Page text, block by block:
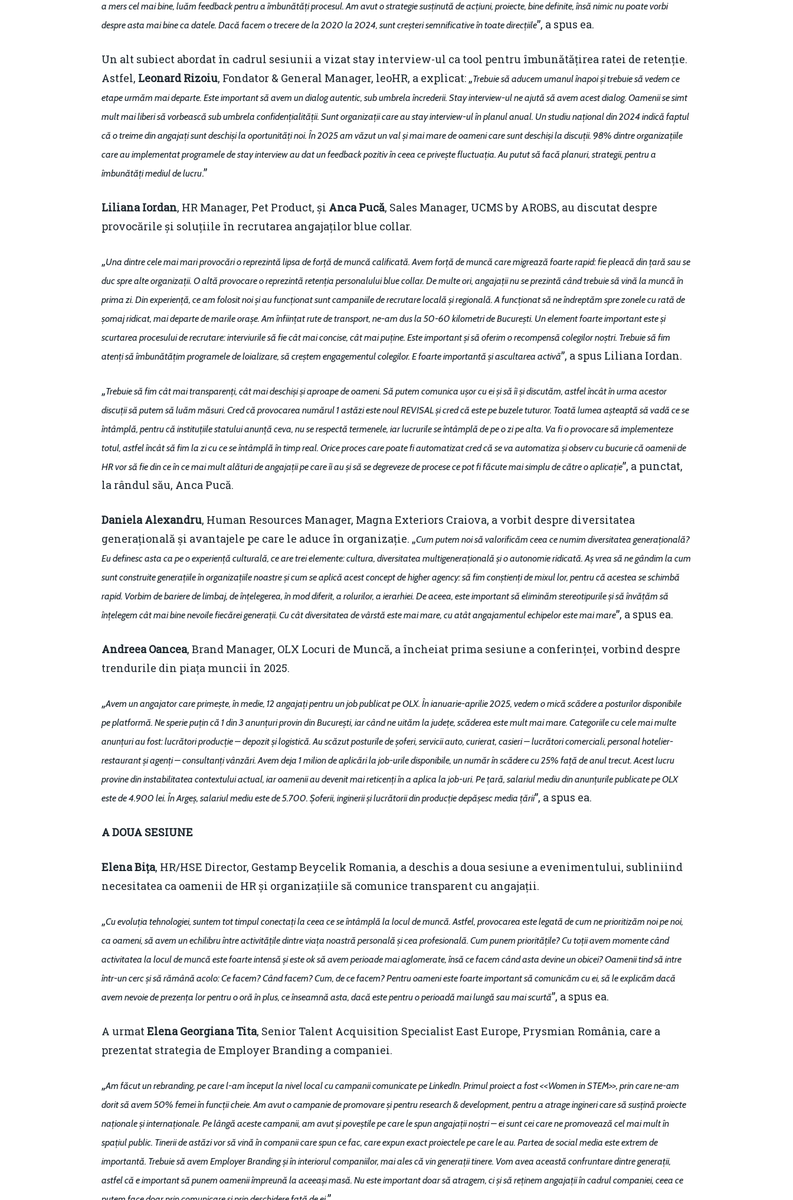
a mers cel mai bine, luăm feedback pentru a îmbunătăți procesul. Am avut o strategie susținută de acțiuni, proiecte, bine definite, însă nimic nu poate vorbi
despre asta mai bine ca datele. Dacă facem o trecere de la 2020 la 2024, sunt creșteri semnificative în toate direcțiile”, a spus ea.
Un alt subiect abordat în cadrul sesiunii a vizat stay interview-ul ca tool pentru îmbunătățirea ratei de retenție.
Astfel, Leonard Rizoiu, Fondator & General Manager, leoHR, a explicat: „Trebuie să aducem umanul înapoi și trebuie să vedem ce
etape urmăm mai departe. Este important să avem un dialog autentic, sub umbrela încrederii. Stay interview-ul ne ajută să avem acest dialog. Oamenii se simt
mult mai liberi să vorbească sub umbrela confidențialității. Sunt organizații care au stay interview-ul în planul anual. Un studiu național din 2024 indică faptul
că o treime din angajați sunt deschiși la oportunități noi. În 2025 am văzut un val și mai mare de oameni care sunt deschiși la discuții. 98% dintre organizațiile
care au implementat programele de stay interview au dat un feedback pozitiv în ceea ce privește fluctuația. Au putut să facă planuri, strategii, pentru a
îmbunătăți mediul de lucru.”
Liliana Iordan, HR Manager, Pet Product, și Anca Pucă, Sales Manager, UCMS by AROBS, au discutat despre
provocările și soluțiile în recrutarea angajaților blue collar.
„Una dintre cele mai mari provocări o reprezintă lipsa de forță de muncă calificată. Avem forță de muncă care migrează foarte rapid: fie pleacă din țară sau se
duc spre alte organizații. O altă provocare o reprezintă retenția personalului blue collar. De multe ori, angajații nu se prezintă când trebuie să vină la muncă în
prima zi. Din experiență, ce am folosit noi și au funcționat sunt campaniile de recrutare locală și regională. A funcționat să ne îndreptăm spre zonele cu rată de
șomaj ridicat, mai departe de marile orașe. Am înființat rute de transport, ne-am dus la 50-60 kilometri de București. Un element foarte important este și
scurtarea procesului de recrutare: interviurile să fie cât mai concise, cât mai puține. Este important și să oferim o recompensă colegilor noștri. Trebuie să fim
atenți să îmbunătățim programele de loializare, să creștem engagementul colegilor. E foarte importantă și ascultarea activă”, a spus Liliana Iordan.
„Trebuie să fim cât mai transparenți, cât mai deschiși și aproape de oameni. Să putem comunica ușor cu ei și să îi și discutăm, astfel încât în urma acestor
discuții să putem să luăm măsuri. Cred că provocarea numărul 1 astăzi este noul REVISAL și cred că este pe buzele tuturor. Toată lumea așteaptă să vadă ce se
întâmplă, pentru că instituțiile statului anunță ceva, nu se respectă termenele, iar lucrurile se întâmplă de pe o zi pe alta. Va fi o provocare să implementeze
totul, astfel încât să fim la zi cu ce se întâmplă în timp real. Orice proces care poate fi automatizat cred că se va automatiza și observ cu bucurie că oamenii de
HR vor să fie din ce în ce mai mult alături de angajații pe care îi au și să se degreveze de procese ce pot fi făcute mai simplu de către o aplicație”, a punctat,
la rândul său, Anca Pucă.
Daniela Alexandru, Human Resources Manager, Magna Exteriors Craiova, a vorbit despre diversitatea
generațională și avantajele pe care le aduce în organizație. „Cum putem noi să valorificăm ceea ce numim diversitatea generațională?
Eu definesc asta ca pe o experiență culturală, ce are trei elemente: cultura, diversitatea multigenerațională și o autonomie ridicată. Aș vrea să ne gândim la cum
sunt construite generațiile în organizațiile noastre și cum se aplică acest concept de higher agency: să fim conștienți de mixul lor, pentru că acestea se schimbă
rapid. Vorbim de bariere de limbaj, de înțelegerea, în mod diferit, a rolurilor, a ierarhiei. De aceea, este important să eliminăm stereotipurile și să învățăm să
înțelegem cât mai bine nevoile fiecărei generații. Cu cât diversitatea de vârstă este mai mare, cu atât angajamentul echipelor este mai mare”, a spus ea.
Andreea Oancea, Brand Manager, OLX Locuri de Muncă, a încheiat prima sesiune a conferinței, vorbind despre
trendurile din piața muncii în 2025.
„Avem un angajator care primește, în medie, 12 angajați pentru un job publicat pe OLX. În ianuarie-aprilie 2025, vedem o mică scădere a posturilor disponibile
pe platformă. Ne sperie puțin că 1 din 3 anunțuri provin din București, iar când ne uităm la județe, scăderea este mult mai mare. Categoriile cu cele mai multe
anunțuri au fost: lucrători producție – depozit și logistică. Au scăzut posturile de șoferi, servicii auto, curierat, casieri – lucrători comerciali, personal hotelier-
restaurant și agenți – consultanți vânzări. Avem deja 1 milion de aplicări la job-urile disponibile, un număr în scădere cu 25% față de anul trecut. Acest lucru
provine din instabilitatea contextului actual, iar oamenii au devenit mai reticenți în a aplica la job-uri. Pe țară, salariul mediu din anunțurile publicate pe OLX
este de 4.900 lei. În Argeș, salariul mediu este de 5.700. Șoferii, inginerii și lucrătorii din producție depășesc media țării”, a spus ea.
A DOUA SESIUNE
Elena Bița, HR/HSE Director, Gestamp Beycelik Romania, a deschis a doua sesiune a evenimentului, subliniind
necesitatea ca oamenii de HR și organizațiile să comunice transparent cu angajații.
„Cu evoluția tehnologiei, suntem tot timpul conectați la ceea ce se întâmplă la locul de muncă. Astfel, provocarea este legată de cum ne prioritizăm noi pe noi,
ca oameni, să avem un echilibru între activitățile dintre viața noastră personală și cea profesională. Cum punem prioritățile? Cu toții avem momente când
activitatea la locul de muncă este foarte intensă și este ok să avem perioade mai aglomerate, însă ce facem când asta devine un obicei? Oamenii tind să intre
într-un cerc și să rămână acolo: Ce facem? Când facem? Cum, de ce facem? Pentru oameni este foarte important să comunicăm cu ei, să le explicăm dacă
avem nevoie de prezența lor pentru o oră în plus, ce înseamnă asta, dacă este pentru o perioadă mai lungă sau mai scurtă”, a spus ea.
A urmatElena Georgiana Tita, Senior Talent Acquisition Specialist East Europe, Prysmian România, care a
prezentat strategia de Employer Branding a companiei.
„Am făcut un rebranding, pe care l-am început la nivel local cu campanii comunicate pe LinkedIn. Primul proiect a fost <<Women in STEM>>, prin care ne-am
dorit să avem 50% femei în funcții cheie. Am avut o campanie de promovare și pentru research & development, pentru a atrage ingineri care să susțină proiecte
naționale și internaționale. Pe lângă aceste campanii, am avut și poveștile pe care le spun angajații noștri – ei sunt cei care ne promovează cel mai mult în
spațiul public. Tinerii de astăzi vor să vină în companii care spun ce fac, care expun exact proiectele pe care le au. Partea de social media este extrem de
importantă. Trebuie să avem Employer Branding și în interiorul companiilor, mai ales că vin generații tinere. Vom avea această confruntare dintre generații,
astfel că e important să punem oamenii împreună la aceeași masă. Nu este important doar să atragem, ci și să reținem angajații în cadrul companiei, ceea ce
Contact
Email:daniel.apostol@me.com